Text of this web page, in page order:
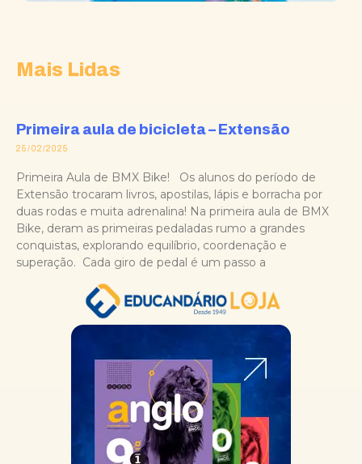
Mais Lidas
Primeira aula de bicicleta – Extensão
25/02/2025
Primeira Aula de BMX Bike! Os alunos do período de
Extensão trocaram livros, apostilas, lápis e borracha por
duas rodas e muita adrenalina! Na primeira aula de BMX
Bike, deram as primeiras pedaladas rumo a grandes
conquistas, explorando equilíbrio, coordenação e
superação. Cada giro de pedal é um passo a